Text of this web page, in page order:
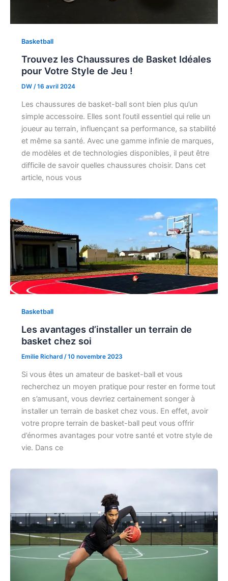
Basketball
Trouvez les Chaussures de Basket Idéales
pour Votre Style de Jeu !
DW /16 avril 2024
Les chaussures de basket-ball sont bien plus qu’un
simple accessoire. Elles sont l’outil essentiel qui relie un
joueur au terrain, influençant sa performance, sa stabilité
et même sa santé. Avec une gamme infinie de marques,
de modèles et de technologies disponibles, il peut être
difficile de savoir quelles chaussures choisir. Dans cet
article, nous vous
Basketball
Les avantages d’installer un terrain de
basket chez soi
Emilie Richard /10 novembre 2023
Si vous êtes un amateur de basket-ball et vous
recherchez un moyen pratique pour rester en forme tout
en s’amusant, vous devriez certainement songer à
installer un terrain de basket chez vous. En effet, avoir
votre propre terrain de basket-ball peut vous offrir
d’énormes avantages pour votre santé et votre style de
vie. Dans ce